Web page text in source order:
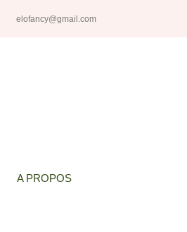
elofancy@gmail.com
A PROPOS